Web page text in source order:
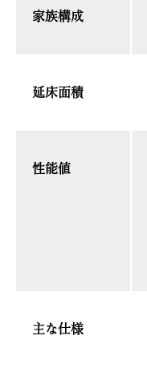
家族構成
延床面積
性能値
主な仕様